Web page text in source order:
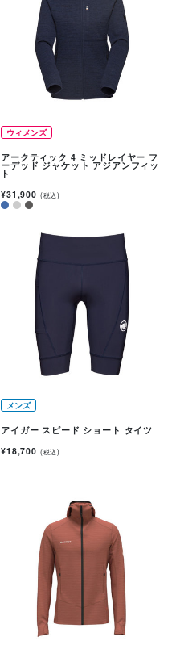
ウィメンズ
アークティック 4 ミッドレイヤー フ
ーデッド ジャケット アジアンフィッ
ト
¥31,900 (税込)
メンズ
アイガー スピード ショート タイツ
¥18,700 (税込)